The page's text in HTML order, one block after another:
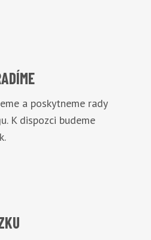
a poskytneme rady
K dispozci budeme